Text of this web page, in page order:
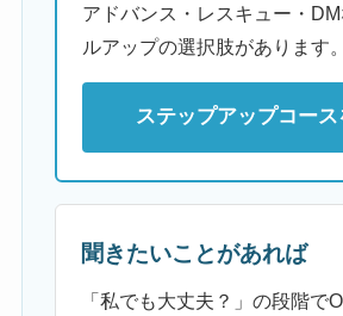
アドバンス・レスキュー・
ルアップの選択肢があります。
ステップアップコース
聞きたいことがあれば
「私でも大丈夫？」の段階で